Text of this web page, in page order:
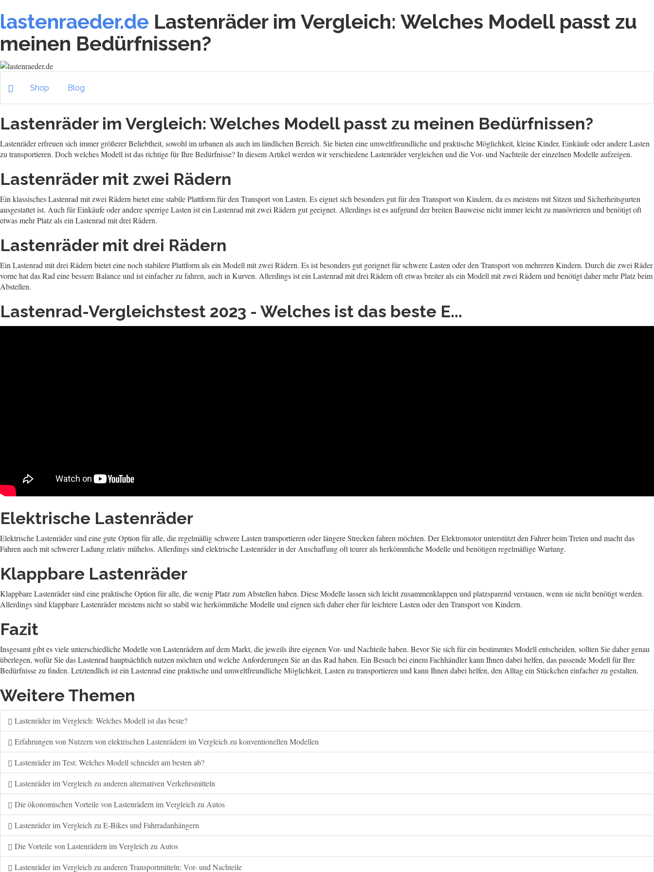
lastenraeder.de Lastenräder im Vergleich: Welches Modell passt zu
meinen Bedürfnissen?
Shop Blog
Lastenräder im Vergleich: Welches Modell passt zu meinen Bedürfnissen?
Lastenräder erfreuen sich immer größerer Beliebtheit, sowohl im urbanen als auch im ländlichen Bereich. Sie bieten eine umweltfreundliche und praktische Möglichkeit, kleine Kinder, Einkäufe oder andere Lasten
zu transportieren. Doch welches Modell ist das richtige für Ihre Bedürfnisse? In diesem Artikel werden wir verschiedene Lastenräder vergleichen und die Vor- und Nachteile der einzelnen Modelle aufzeigen.
Lastenräder mit zwei Rädern
Ein klassisches Lastenrad mit zwei Rädern bietet eine stabile Plattform für den Transport von Lasten. Es eignet sich besonders gut für den Transport von Kindern, da es meistens mit Sitzen und Sicherheitsgurten
ausgestattet ist. Auch für Einkäufe oder andere sperrige Lasten ist ein Lastenrad mit zwei Rädern gut geeignet. Allerdings ist es aufgrund der breiten Bauweise nicht immer leicht zu manövrieren und benötigt oft
etwas mehr Platz als ein Lastenrad mit drei Rädern.
Lastenräder mit drei Rädern
Ein Lastenrad mit drei Rädern bietet eine noch stabilere Plattform als ein Modell mit zwei Rädern. Es ist besonders gut geeignet für schwere Lasten oder den Transport von mehreren Kindern. Durch die zwei Räder
vorne hat das Rad eine bessere Balance und ist einfacher zu fahren, auch in Kurven. Allerdings ist ein Lastenrad mit drei Rädern oft etwas breiter als ein Modell mit zwei Rädern und benötigt daher mehr Platz beim
Abstellen.
Lastenrad-Vergleichstest 2023 - Welches ist das beste E...
Elektrische Lastenräder
Elektrische Lastenräder sind eine gute Option für alle, die regelmäßig schwere Lasten transportieren oder längere Strecken fahren möchten. Der Elektromotor unterstützt den Fahrer beim Treten und macht das
Fahren auch mit schwerer Ladung relativ mühelos. Allerdings sind elektrische Lastenräder in der Anschaffung oft teurer als herkömmliche Modelle und benötigen regelmäßige Wartung.
Klappbare Lastenräder
Klappbare Lastenräder sind eine praktische Option für alle, die wenig Platz zum Abstellen haben. Diese Modelle lassen sich leicht zusammenklappen und platzsparend verstauen, wenn sie nicht benötigt werden.
Allerdings sind klappbare Lastenräder meistens nicht so stabil wie herkömmliche Modelle und eignen sich daher eher für leichtere Lasten oder den Transport von Kindern.
Fazit
Insgesamt gibt es viele unterschiedliche Modelle von Lastenrädern auf dem Markt, die jeweils ihre eigenen Vor- und Nachteile haben. Bevor Sie sich für ein bestimmtes Modell entscheiden, sollten Sie daher genau
überlegen, wofür Sie das Lastenrad hauptsächlich nutzen möchten und welche Anforderungen Sie an das Rad haben. Ein Besuch bei einem Fachhändler kann Ihnen dabei helfen, das passende Modell für Ihre
Bedürfnisse zu finden. Letztendlich ist ein Lastenrad eine praktische und umweltfreundliche Möglichkeit, Lasten zu transportieren und kann Ihnen dabei helfen, den Alltag ein Stückchen einfacher zu gestalten.
Weitere Themen
Lastenräder im Vergleich: Welches Modell ist das beste?
Erfahrungen von Nutzern von elektrischen Lastenrädern im Vergleich zu konventionellen Modellen
Lastenräder im Test: Welches Modell schneidet am besten ab?
Lastenräder im Vergleich zu anderen alternativen Verkehrsmitteln
Die ökonomischen Vorteile von Lastenrädern im Vergleich zu Autos
Lastenräder im Vergleich zu E-Bikes und Fahrradanhängern
Die Vorteile von Lastenrädern im Vergleich zu Autos
Lastenräder im Vergleich zu anderen Transportmitteln: Vor- und Nachteile